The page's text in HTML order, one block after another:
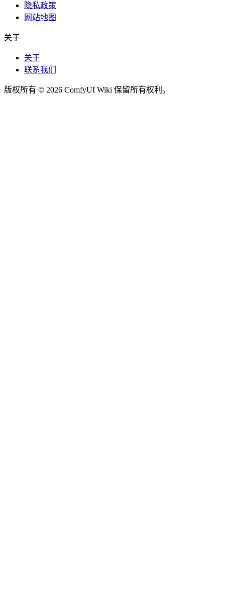
隐私政策
网站地图
关于
关于
联系我们
版权所有 © 2026 ComfyUI Wiki 保留所有权利。